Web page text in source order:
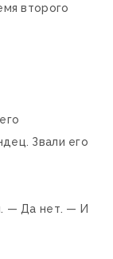
второго
Звали его
— Да нет. — И